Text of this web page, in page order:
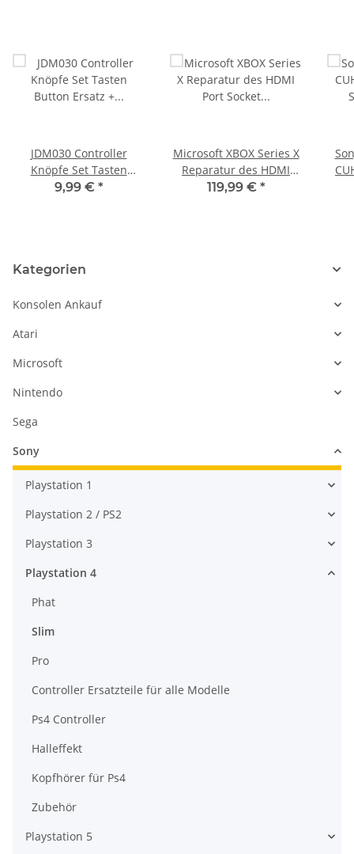
JDM030 Controller
Knöpfe Set Tasten
Button Ersatz +
9,99 € *
Microsoft XBOX Series X
Reparatur des HDMI
Port Socket Buchse
119,99 € *
Kategorien
Konsolen Ankauf
Atari
Microsoft
Nintendo
Sega
Sony
Playstation 1
Playstation 2 / PS2
Playstation 3
Playstation 4
Phat
Slim
Pro
Controller Ersatzteile für alle Modelle
Ps4 Controller
Halleffekt
Kopfhörer für Ps4
Zubehör
Playstation 5